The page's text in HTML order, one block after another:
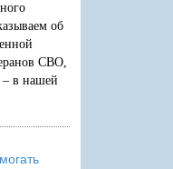
об
СВО,
– в нашей